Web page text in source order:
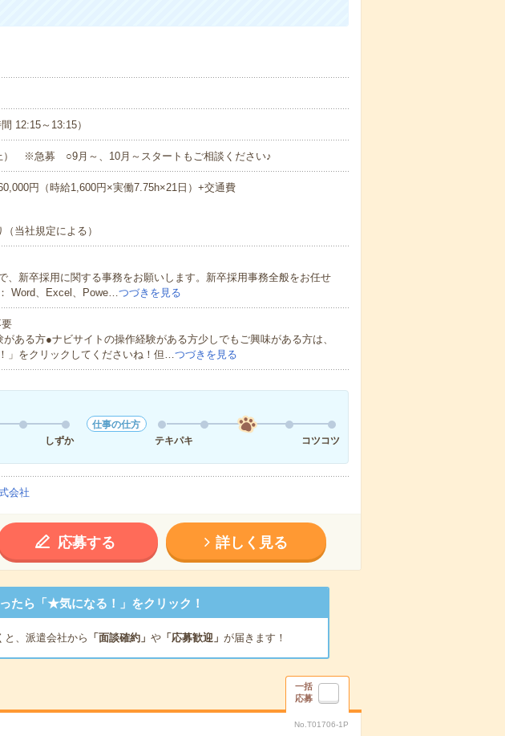
12:15～13:15）
） ※急募 ○9月～、10月～スタートもご相談ください♪
円（時給1,600円×実働7.75h×21日）+交通費
当社規定による）
、新卒採用に関する事務をお願いします。新卒採用事務全般をお任せ
Word、Excel、Powe…つづきを見る
ある方●ナビサイトの操作経験がある方少しでもご興味がある方は、
」をクリックしてくださいね！但…つづきを見る
しずか
仕事の仕方
テキパキ
コツコツ
会社
応募する 詳しく見る
たら「★気になる！」をクリック！
と、派遣会社から 「面談確約」 や「応募歓迎」 が届きます！
一括
応募
No.T01706-1P